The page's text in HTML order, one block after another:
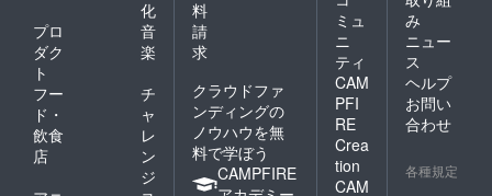
化
プロ
ダク
ト
音
楽
フー
ド・
飲食
店
チ
ャ
レ
ン
ジ
料
請
求
クラウドファ
ンディングの
ノウハウを無
料で学ぼう
CAMPFIRE
ミュ
ニ
ティ
CAM
PFI
RE
Crea
tion
CAM
み
ニュー
ス
ヘルプ
お問い
合わせ
各種規定